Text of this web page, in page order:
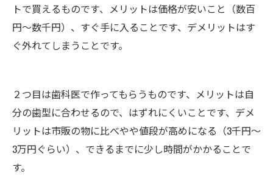
トで買えるものです、メリットは価格が安いこと（数百
円～数千円）、すぐ手に入ることです、デメリットはす
ぐ外れてしまうことです。
２つ目は歯科医で作ってもらうものです、メリットは自
分の歯型に合わせるので、はずれにくいことです、デメ
リットは市販の物に比べやや値段が高めになる（3千円～
3万円ぐらい）、できるまでに少し時間がかかることで
す。